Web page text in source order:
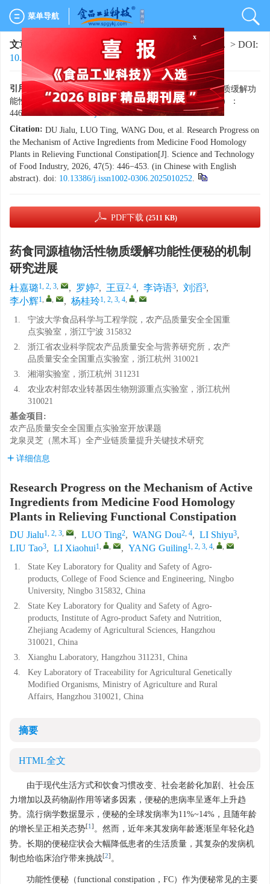
菜单导航
文章导航 食品工业科技> 2026> : 446-453. > DOI:
10.13386/j.issn1002-0306.2025010252
引用本文:杜嘉璐，罗婷，王豆，等. 药食同源植物活性物质缓解功
能性便秘的机制研究进展[J]. 食品工业科技，2026，47（5）：
446−453. doi:10.13386/j.issn1002-0306.2025010252.
Citation: DU Jialu, LUO Ting, WANG Dou, et al. Research Progress on
the Mechanism of Active Ingredients from Medicine Food Homology
Plants in Relieving Functional Constipation[J]. Science and Technology
of Food Industry, 2026, 47(5): 446−453. (in Chinese with English
abstract). doi: 10.13386/j.issn1002-0306.2025010252.
PDF下载 (2511 KB)
药食同源植物活性物质缓解功能性便秘的机制
研究进展
杜嘉璐1, 2, 3, , 罗婷2, 王豆2, 4, 李诗语3, 刘滔3,
李小辉1, , , 杨桂玲1, 2, 3, 4, ,
1.
宁波大学食品科学与工程学院，农产品质量安全全国重
点实验室，浙江宁波 315832
2.
浙江省农业科学院农产品质量安全与营养研究所，农产
品质量安全全国重点实验室，浙江杭州 310021
3.
湘湖实验室，浙江杭州 311231
4.
农业农村部农业转基因生物朔源重点实验室，浙江杭州
310021
基金项目:
农产品质量安全全国重点实验室开放课题
龙泉灵芝（黑木耳）全产业链质量提升关键技术研究
详细信息
Research Progress on the Mechanism of Active
Ingredients from Medicine Food Homology
Plants in Relieving Functional Constipation
DU Jialu1, 2, 3, , LUO Ting2, WANG Dou2, 4, LI Shiyu3,
LIU Tao3, LI Xiaohui1, , , YANG Guiling1, 2, 3, 4, ,
1.
State Key Laboratory for Quality and Safety of Agro-
products, College of Food Science and Engineering, Ningbo
University, Ningbo 315832, China
2.
State Key Laboratory for Quality and Safety of Agro-
products, Institute of Agro-product Safety and Nutrition,
Zhejiang Academy of Agricultural Sciences, Hangzhou
310021, China
3.
Xianghu Laboratory, Hangzhou 311231, China
4.
Key Laboratory of Traceability for Agricultural Genetically
Modified Organisms, Ministry of Agriculture and Rural
Affairs, Hangzhou 310021, China
摘要
HTML全文
由于现代生活方式和饮食习惯改变、社会老龄化加剧、社会压
力增加以及药物副作用等诸多因素，便秘的患病率呈逐年上升趋
势。流行病学数据显示，便秘的全球发病率为11%~14%，且随年龄
的增长呈正相关态势[1 ] 。然而，近年来其发病年龄逐渐呈年轻化趋
势。长期的便秘症状会大幅降低患者的生活质量，其复杂的发病机
制也给临床治疗带来挑战[2] 。
功能性便秘（functional constipation，FC）作为便秘常见的主要
x